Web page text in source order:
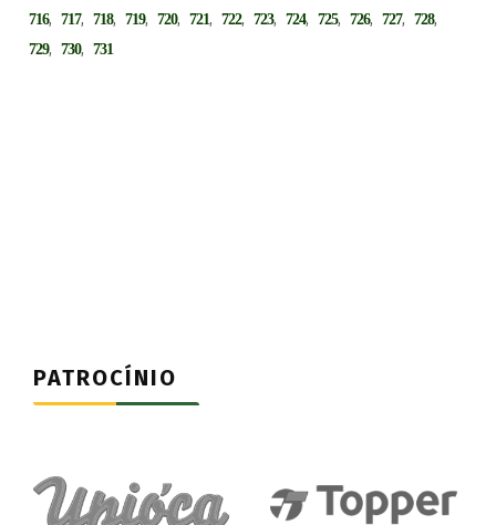
716,717,718,719,720,721,722,723,724,725,726,727,728,
729,730,731
PATROCÍNIO